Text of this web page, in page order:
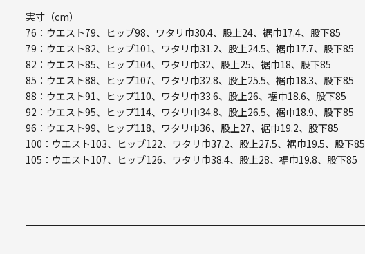
実寸（cm）
76：ウエスト79、ヒップ98、ワタリ巾30.4、股上24、裾巾17.4、股下85
79：ウエスト82、ヒップ101、ワタリ巾31.2、股上24.5、裾巾17.7、股下85
82：ウエスト85、ヒップ104、ワタリ巾32、股上25、裾巾18、股下85
85：ウエスト88、ヒップ107、ワタリ巾32.8、股上25.5、裾巾18.3、股下85
88：ウエスト91、ヒップ110、ワタリ巾33.6、股上26、裾巾18.6、股下85
92：ウエスト95、ヒップ114、ワタリ巾34.8、股上26.5、裾巾18.9、股下85
96：ウエスト99、ヒップ118、ワタリ巾36、股上27、裾巾19.2、股下85
100：ウエスト103、ヒップ122、ワタリ巾37.2、股上27.5、裾巾19.5、股下85
105：ウエスト107、ヒップ126、ワタリ巾38.4、股上28、裾巾19.8、股下85